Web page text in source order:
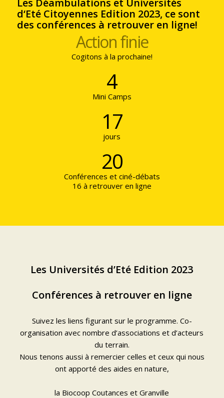
Les Déambulations et Universités
d‘Eté Citoyennes Edition 2023, ce sont
des conférences à retrouver en ligne!
Action finie
Cogitons à la prochaine!
4
Mini Camps
17
jours
20
Conférences et ciné-débats
16 à retrouver en ligne
Les Universités d’Eté Edition 2023
Conférences à retrouver en ligne
Suivez les liens figurant surle programme. Co-
organisation avec nombre d’associations et d’acteurs
du terrain.
Nous tenons aussi à remercier celles et ceux qui nous
ont apporté des aides en nature,
la Biocoop Coutances et Granville